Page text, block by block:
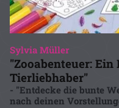
Sylvia Müller
"Zooabenteuer:
Tierliebhaber"
- "Entdecke die bunte
nach deinen